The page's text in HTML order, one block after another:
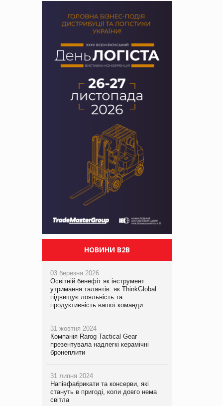
НОВИНИ B2B
03 березня 2026
Освітній бенефіт як інструмент
утримання талантів: як ThinkGlobal
підвищує лояльність та
продуктивність вашої команди
31 жовтня 2024
Компанія Rarog Tactical Gear
презентувала надлегкі керамічні
бронеплити
31 липня 2024
Напівфабрикати та консерви, які
стануть в пригоді, коли довго нема
світла